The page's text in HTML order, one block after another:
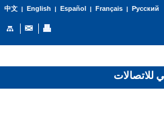
中文| English | Español | Français| Русский
للاتصالات